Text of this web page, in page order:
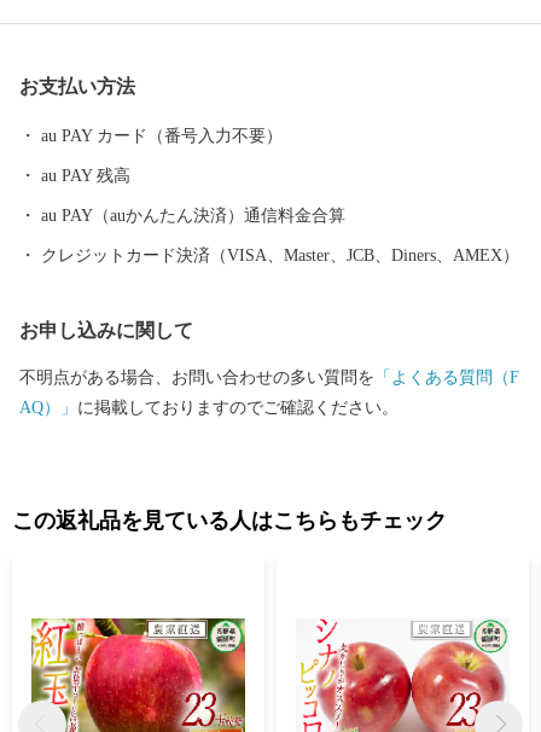
ど果樹の一大産地として発展してきました。 大自然に囲まれ四
お支払い方法
au PAY カード（番号入力不要）
au PAY 残高
au PAY（auかんたん決済）通信料金合算
クレジットカード決済（VISA、Master、JCB、Diners、AMEX）
お申し込みに関して
不明点がある場合、お問い合わせの多い質問を 「よくある質問（F
AQ）」 に掲載しておりますのでご確認ください。
この返礼品を見ている人はこちらもチェック